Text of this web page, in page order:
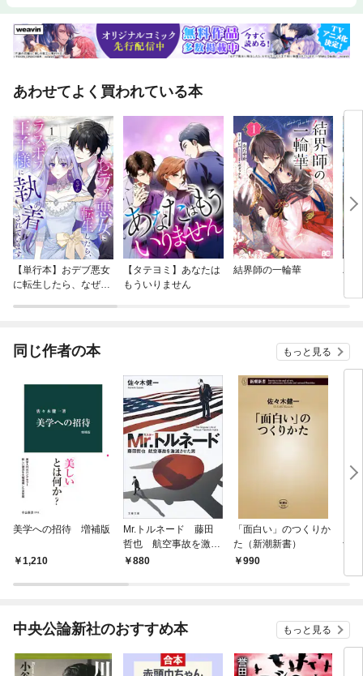
あわせてよく買われている本
【単行本】おデブ悪女
に転生したら、なぜか
【タテヨミ】あなたは
もういりません
結界師の一輪華
バ
今
同じ作者の本 もっと見る
美学への招待 増補版
1,210
Mr.トルネード 藤田
哲也 航空事故を激減
させた男
880
「面白い」のつくりか
た（新潮新書）
990
士
中央公論新社のおすすめ本 もっと見る